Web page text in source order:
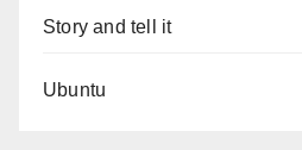
Story and tell it
Ubuntu